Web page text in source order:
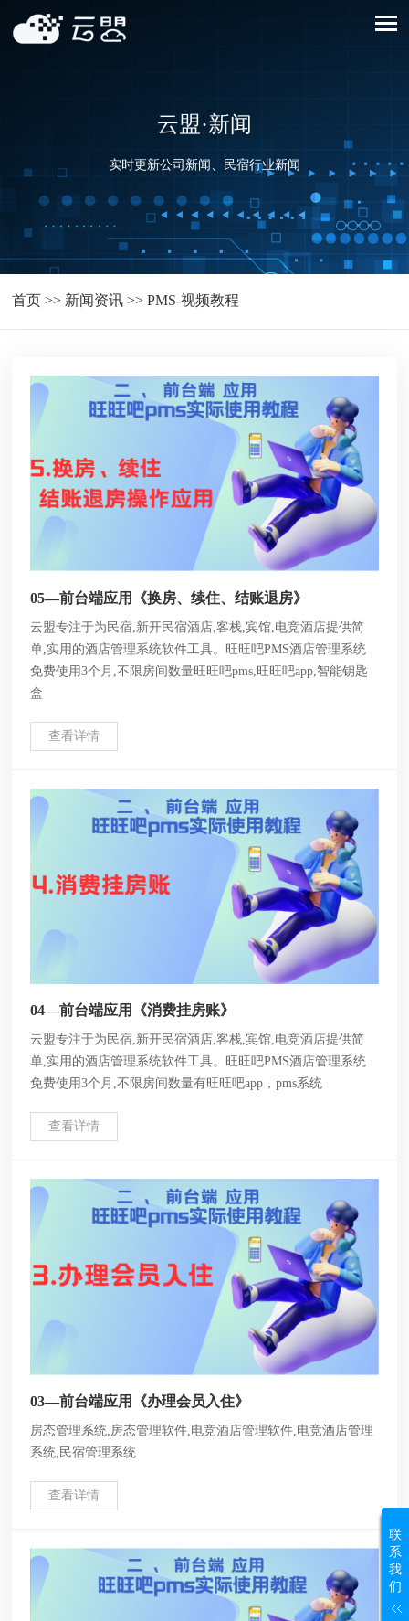
云盟·新闻
实时更新公司新闻、民宿行业新闻
首页 >> 新闻资讯 >>PMS-视频教程
05—前台端应用《换房、续住、结账退房》
云盟专注于为民宿,新开民宿酒店,客栈,宾馆,电竞酒店提供简
单,实用的酒店管理系统软件工具。旺旺吧PMS酒店管理系统
免费使用3个月,不限房间数量旺旺吧pms,旺旺吧app,智能钥匙
盒
查看详情
04—前台端应用《消费挂房账》
云盟专注于为民宿,新开民宿酒店,客栈,宾馆,电竞酒店提供简
单,实用的酒店管理系统软件工具。旺旺吧PMS酒店管理系统
免费使用3个月,不限房间数量有旺旺吧app，pms系统
查看详情
03—前台端应用《办理会员入住》
房态管理系统,房态管理软件,电竞酒店管理软件,电竞酒店管理
系统,民宿管理系统
查看详情
联
系
我
们